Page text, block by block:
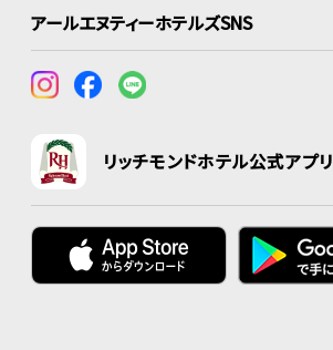
アールエヌティーホテルズSNS
リッチモンドホテル公式アプリ